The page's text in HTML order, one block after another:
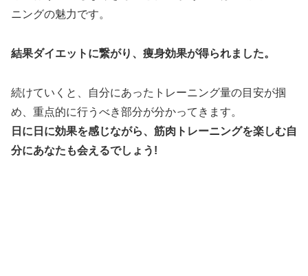
ニングの魅力です。
結果ダイエットに繋がり、痩身効果が得られました。
続けていくと、自分にあったトレーニング量の目安が掴
め、重点的に行うべき部分が分かってきます。
日に日に効果を感じながら、筋肉トレーニングを楽しむ自
分にあなたも会えるでしょう!